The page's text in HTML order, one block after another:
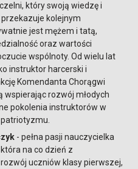
który swoją wiedzę i
kolejnym
jest mężem i tatą,
oraz wartości
wspólnoty. Od wielu lat
instruktor harcerski i
Komendanta Chorągwi
wspierając rozwój młodych
pokolenia instruktorów w
patriotyzmu.
- pełna pasji nauczycielka
na co dzień z
uczniów klasy pierwszej,